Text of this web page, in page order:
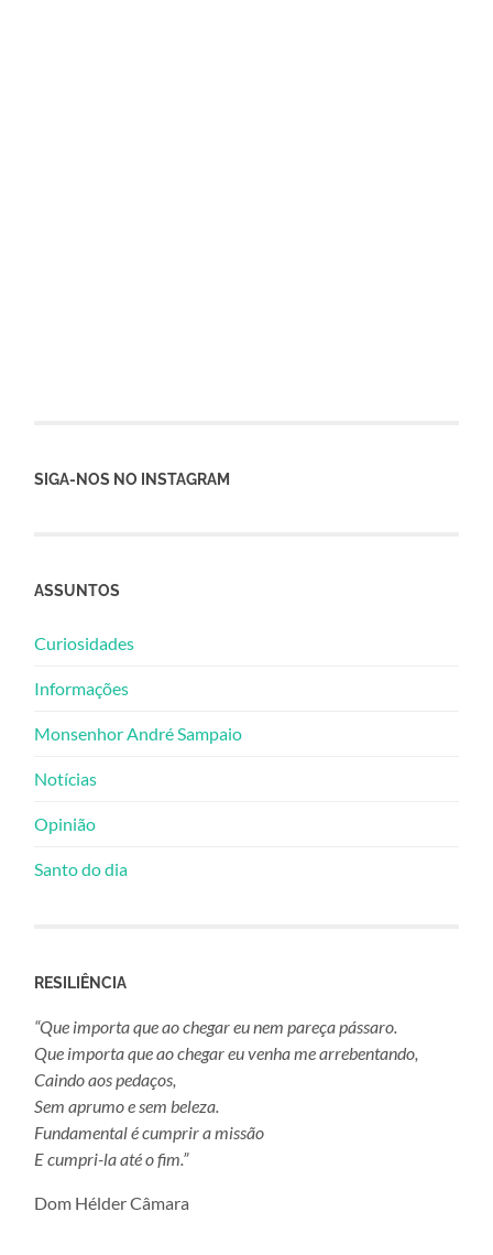
SIGA-NOS NO INSTAGRAM
ASSUNTOS
Curiosidades
Informações
Monsenhor André Sampaio
Notícias
Opinião
Santo do dia
RESILIÊNCIA
“Que importa que ao chegar eu nem pareça pássaro.
Que importa que ao chegar eu venha me arrebentando,
Caindo aos pedaços,
Sem aprumo e sem beleza.
Fundamental é cumprir a missão
E cumpri-la até o fim.”
Dom Hélder Câmara